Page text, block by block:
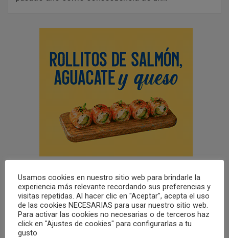
Usamos cookies en nuestro sitio web para brindarle la
experiencia más relevante recordando sus preferencias y
visitas repetidas. Al hacer clic en "Aceptar", acepta el uso
de las cookies NECESARIAS para usar nuestro sitio web.
Para activar las cookies no necesarias o de terceros haz
click en "Ajustes de cookies" para configurarlas a tu
gusto